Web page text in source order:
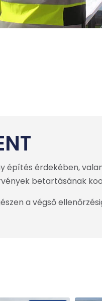
építés érdekében,
betartásának
a végső